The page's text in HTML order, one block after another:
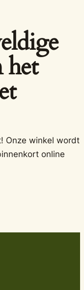
het
Onze winkel wordt
online